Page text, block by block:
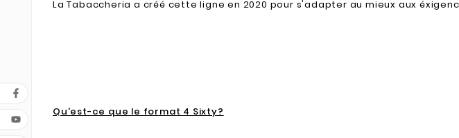
La Tabaccheria a créé cette ligne en 2020 pour s'adapter au mieux aux
Qu'est-ce que le format 4 Sixty?